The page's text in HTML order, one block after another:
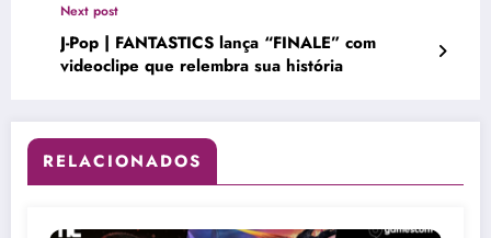
Next post
J-Pop | FANTASTICS lança “FINALE” com
videoclipe que relembra sua história
RELACIONADOS